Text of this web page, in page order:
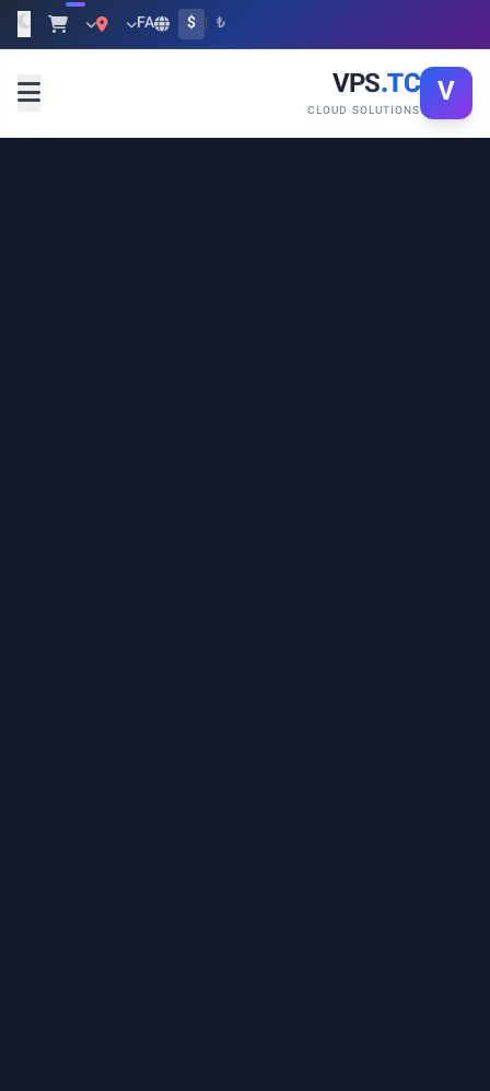
₺
|
$
FA
V
VPS.TC
CLOUD SOLUTIONS